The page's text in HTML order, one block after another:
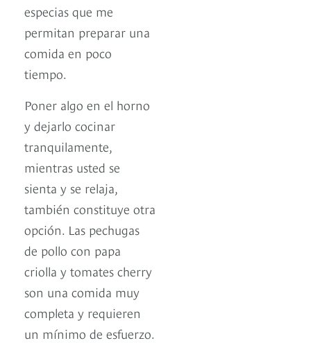
especias que me
permitan preparar una
comida en poco
tiempo.
Poner algo en el horno
y dejarlo cocinar
tranquilamente,
mientras usted se
sienta y se relaja,
también constituye otra
opción. Las pechugas
de pollo con papa
criolla y tomates cherry
son una comida muy
completa y requieren
un mínimo de esfuerzo.